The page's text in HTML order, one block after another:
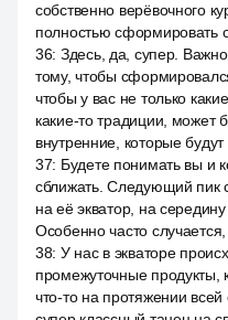
собственно верёвочного
полностью сформировать
36: Здесь, да, супер.
тому, чтобы
чтобы у вас не только
какие-то традиции, может
внутренние, которые будут
37: Будете понимать вы и
сближать. Следующий пик
на её экватор, на
Особенно часто случается,
38: У нас в экваторе
промежуточные продукты,
что-то на протяжении